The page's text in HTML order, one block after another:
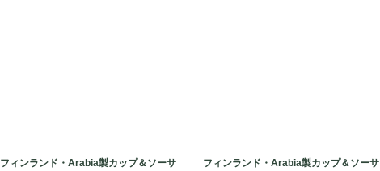
フィンランド・Arabia製カップ＆ソーサ
フィンランド・Arabia製カップ＆ソーサ